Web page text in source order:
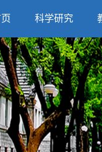
科学研究